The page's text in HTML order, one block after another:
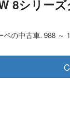
8シリー
の中古車. 988 ～